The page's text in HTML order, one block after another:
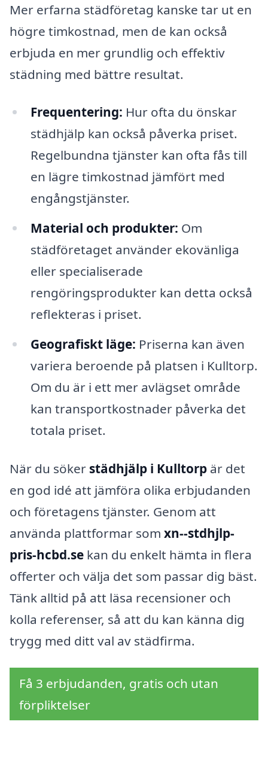
Mer erfarna städföretag kanske tar ut en
högre timkostnad, men de kan också
erbjuda en mer grundlig och effektiv
städning med bättre resultat.
Frequentering: Hur ofta du önskar
städhjälp kan också påverka priset.
Regelbundna tjänster kan ofta fås till
en lägre timkostnad jämfört med
engångstjänster.
Material och produkter: Om
städföretaget använder ekovänliga
eller specialiserade
rengöringsprodukter kan detta också
reflekteras i priset.
Geografiskt läge: Priserna kan även
variera beroende på platsen i Kulltorp.
Om du är i ett mer avlägset område
kan transportkostnader påverka det
totala priset.
När du söker städhjälp i Kulltorp är det
en god idé att jämföra olika erbjudanden
och företagens tjänster. Genom att
använda plattformar som xn--stdhjlp-
pris-hcbd.se kan du enkelt hämta in flera
offerter och välja det som passar dig bäst.
Tänk alltid på att läsa recensioner och
kolla referenser, så att du kan känna dig
trygg med ditt val av städfirma.
Få 3 erbjudanden, gratis och utan
förpliktelser